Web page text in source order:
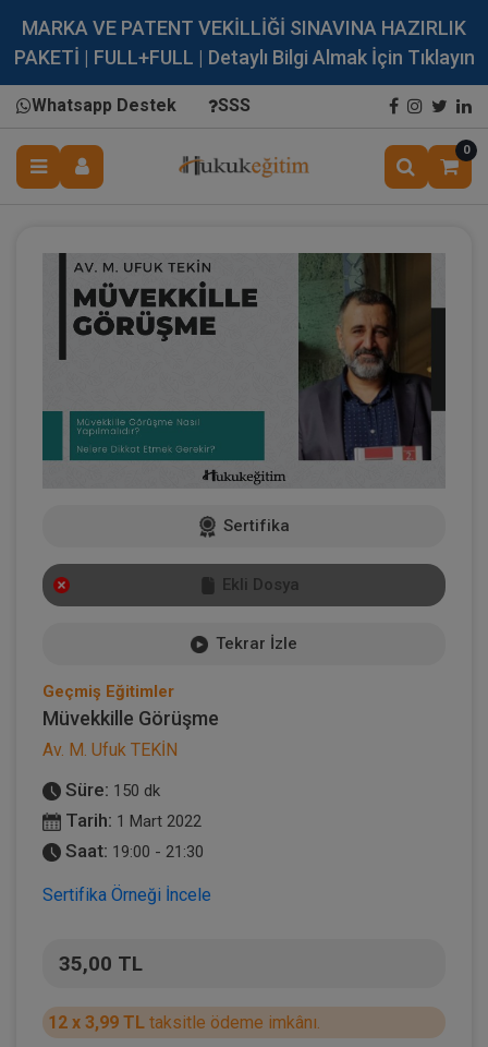
MARKA VE PATENT VEKİLLİĞİ SINAVINA HAZIRLIK
PAKETİ | FULL+FULL | Detaylı Bilgi Almak İçin Tıklayın
Whatsapp Destek SSS
0
Sertifika
Ekli Dosya
Tekrar İzle
Geçmiş Eğitimler
Müvekkille Görüşme
Av. M. Ufuk TEKİN
Süre: 150 dk
Tarih: 1 Mart 2022
Saat: 19:00 - 21:30
Sertifika Örneği İncele
35,00 TL
12 x 3,99 TL taksitle ödeme imkânı.